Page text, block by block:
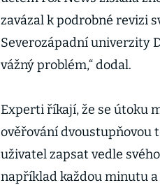
zavázal k podrobné revizi
Severozápadní univerzity
vážný problém,“ dodal.
Experti říkají, že se útoku
ověřování dvoustupňovou
uživatel zapsat vedle
například každou minutu